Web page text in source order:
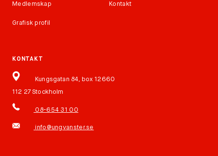
Medlemskap Kontakt
Grafisk profil
KONTAKT
Kungsgatan 84, box 12660
112 27 Stockholm
08-654 31 00
info@ungvanster.se